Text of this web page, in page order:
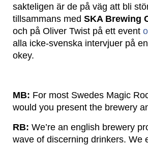
sakteligen är de på väg att bli
tillsammans med SKA Brewing
och på Oliver Twist på ett event
alla icke-svenska intervjuer på
okey.
MB: For most Swedes Magic
would you present the brewery
RB: We’re an english brewery
wave of discerning drinkers. We